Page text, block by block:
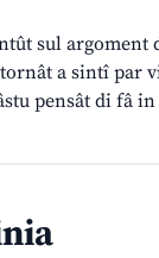
sul argoment
a sintî par
pensât di fâ